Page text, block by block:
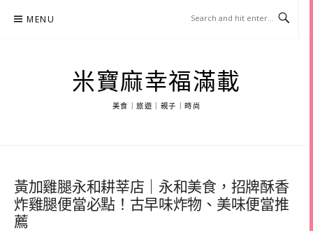
MENU
米寶麻幸福滿載
美食｜旅遊｜親子｜時尚
黃加雞腿永和耕莘店｜永和美食，招牌酥香
炸雞腿便當必點！古早味炸物、美味便當推
薦